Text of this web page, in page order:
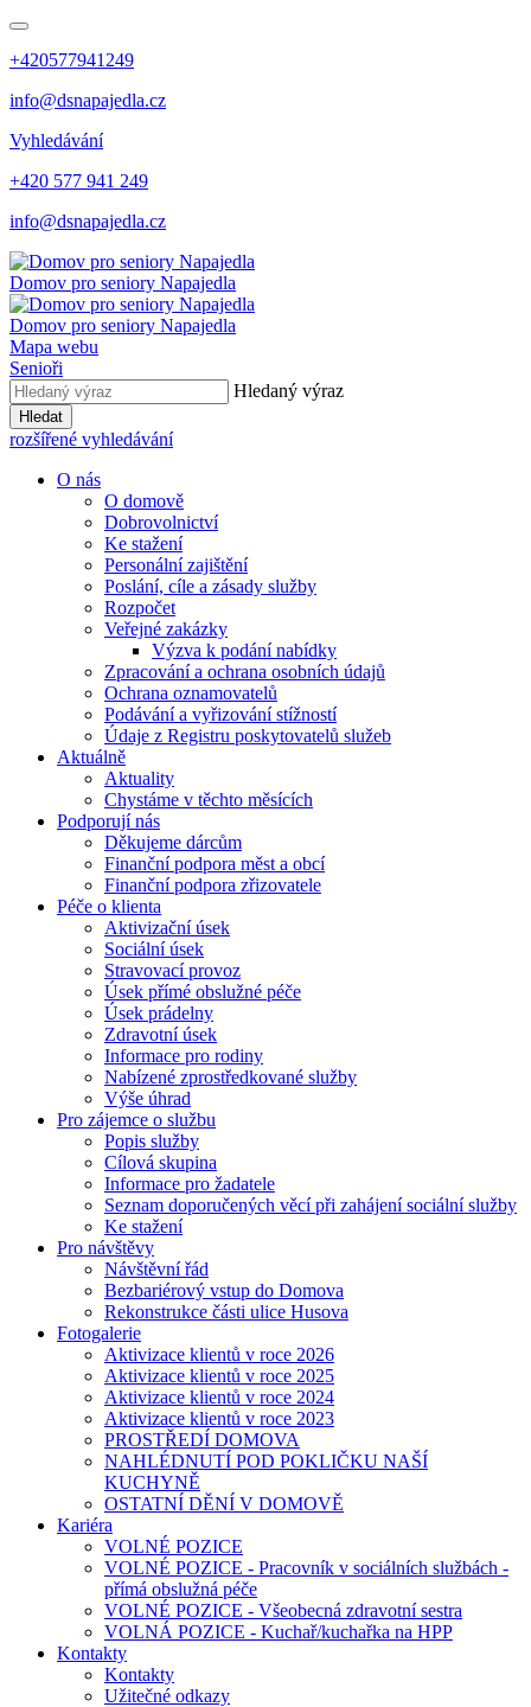
+420577941249
info@dsnapajedla.cz
Vyhledávání
+420 577 941 249
info@dsnapajedla.cz
Domov pro seniory Napajedla
Domov pro seniory Napajedla
Mapa webu
Senioři
Hledaný výraz
Hledat
rozšířené vyhledávání
O nás
O domově
Dobrovolnictví
Ke stažení
Personální zajištění
Poslání, cíle a zásady služby
Rozpočet
Veřejné zakázky
Výzva k podání nabídky
Zpracování a ochrana osobních údajů
Ochrana oznamovatelů
Podávání a vyřizování stížností
Údaje z Registru poskytovatelů služeb
Aktuálně
Aktuality
Chystáme v těchto měsících
Podporují nás
Děkujeme dárcům
Finanční podpora měst a obcí
Finanční podpora zřizovatele
Péče o klienta
Aktivizační úsek
Sociální úsek
Stravovací provoz
Úsek přímé obslužné péče
Úsek prádelny
Zdravotní úsek
Informace pro rodiny
Nabízené zprostředkované služby
Výše úhrad
Pro zájemce o službu
Popis služby
Cílová skupina
Informace pro žadatele
Seznam doporučených věcí při zahájení sociální služby
Ke stažení
Pro návštěvy
Návštěvní řád
Bezbariérový vstup do Domova
Rekonstrukce části ulice Husova
Fotogalerie
Aktivizace klientů v roce 2026
Aktivizace klientů v roce 2025
Aktivizace klientů v roce 2024
Aktivizace klientů v roce 2023
PROSTŘEDÍ DOMOVA
NAHLÉDNUTÍ POD POKLIČKU NAŠÍ
KUCHYNĚ
OSTATNÍ DĚNÍ V DOMOVĚ
Kariéra
VOLNÉ POZICE
VOLNÉ POZICE - Pracovník v sociálních službách -
přímá obslužná péče
VOLNÉ POZICE - Všeobecná zdravotní sestra
VOLNÁ POZICE - Kuchař/kuchařka na HPP
Kontakty
Kontakty
Užitečné odkazy